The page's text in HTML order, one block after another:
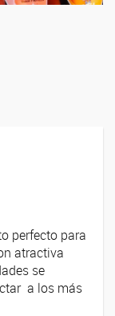
perfecto para
atractiva
se
a los más